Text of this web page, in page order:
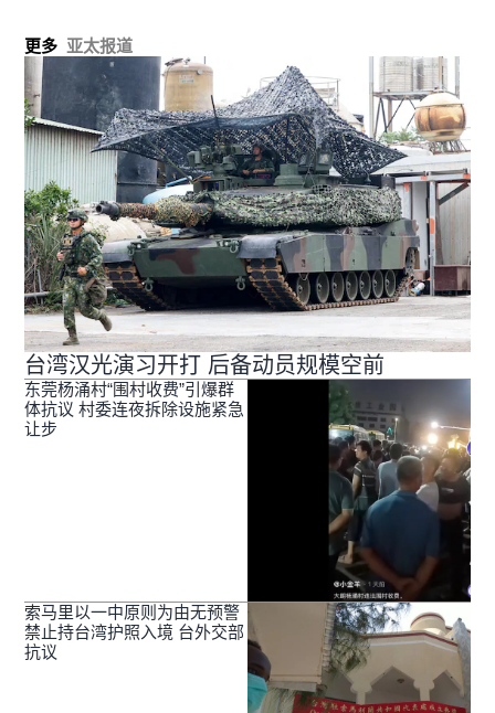
更多 亚太报道
台湾汉光演习开打 后备动员规模空前
东莞杨涌村“围村收费”引爆群
体抗议 村委连夜拆除设施紧急
让步
索马里以一中原则为由无预警
禁止持台湾护照入境 台外交部
抗议